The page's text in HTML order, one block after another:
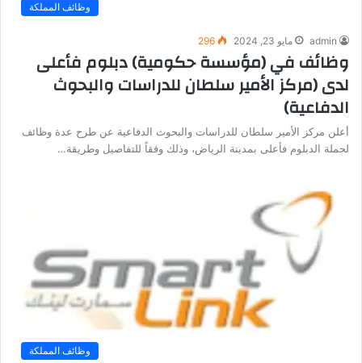
وظائف المملكة
admin مايو 23, 2024 296
وظائف في (مؤسسة حكومية) دبلوم فأعلى
لدى (مركز الأمير سلطان للدراسات والبحوث
الدفاعية)
أعلن مركز الأمير سلطان للدراسات والبحوث الدفاعية عن طرح عدة وظائف
لحملة الدبلوم فأعلى بمدينة الرياض، وذلك وفقاً للتفاصيل وطريقة…
وظائف المملكة